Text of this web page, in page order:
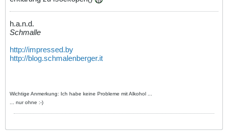
h.a.n.d.
Schmalle
http://impressed.by
http://blog.schmalenberger.it
Wichtige Anmerkung: Ich habe keine Probleme mit Alkohol ...
... nur ohne :-)